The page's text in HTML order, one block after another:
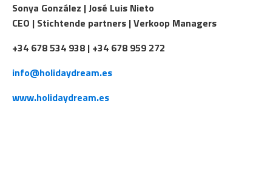
Sonya González | José Luis Nieto
CEO | Stichtende partners | Verkoop Managers
+34 678 534 938 | +34 678 959 272
info@holidaydream.es
www.holidaydream.es